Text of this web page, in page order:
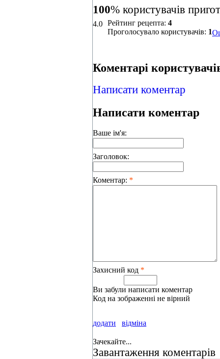
100% користувачів
4.0 Рейтинг рецепта: 4
Проголосувало користувачів: 1
Коментарі
Написати коментар
Написати коментар
Ваше ім'я:
Заголовок:
Коментар: *
Захисний код *
Ви забули написати коментар
Код на зображенні не вірний
додати відміна
Зачекайте...
Завантаження коментарів